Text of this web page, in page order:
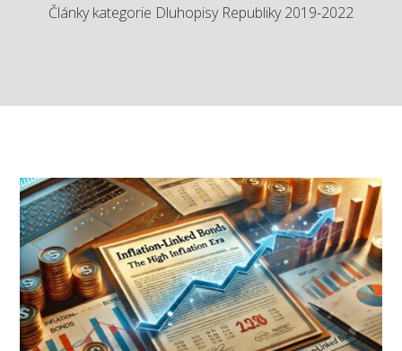
Články kategorie Dluhopisy Republiky 2019-2022